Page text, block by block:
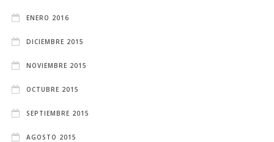
ENERO 2016
DICIEMBRE 2015
NOVIEMBRE 2015
OCTUBRE 2015
SEPTIEMBRE 2015
AGOSTO 2015